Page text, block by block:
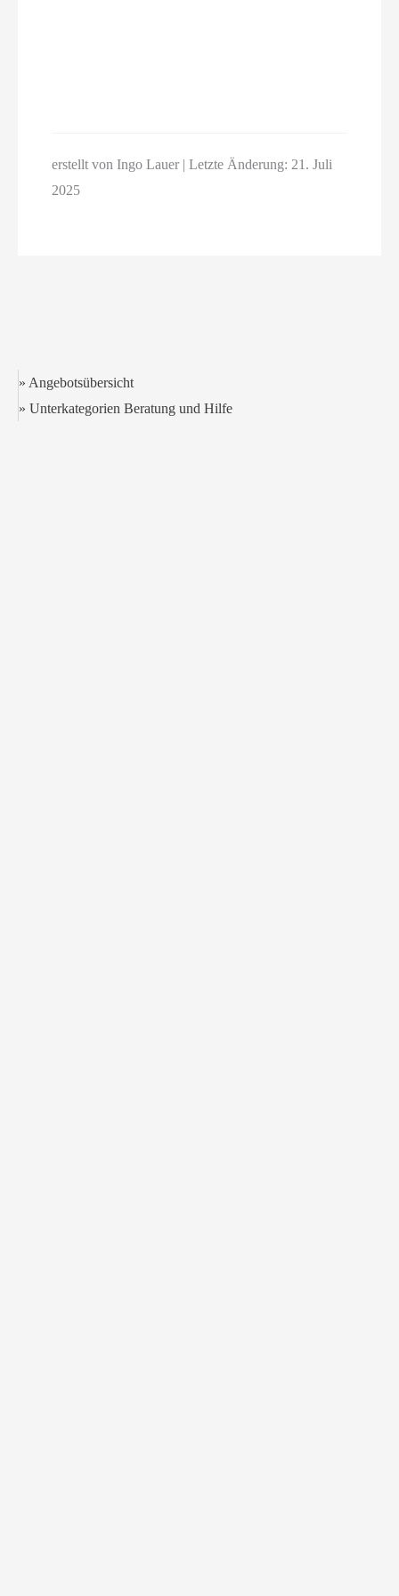
erstellt von Ingo Lauer | Letzte Änderung: 21. Juli
2025
» Angebotsübersicht
» Unterkategorien Beratung und Hilfe